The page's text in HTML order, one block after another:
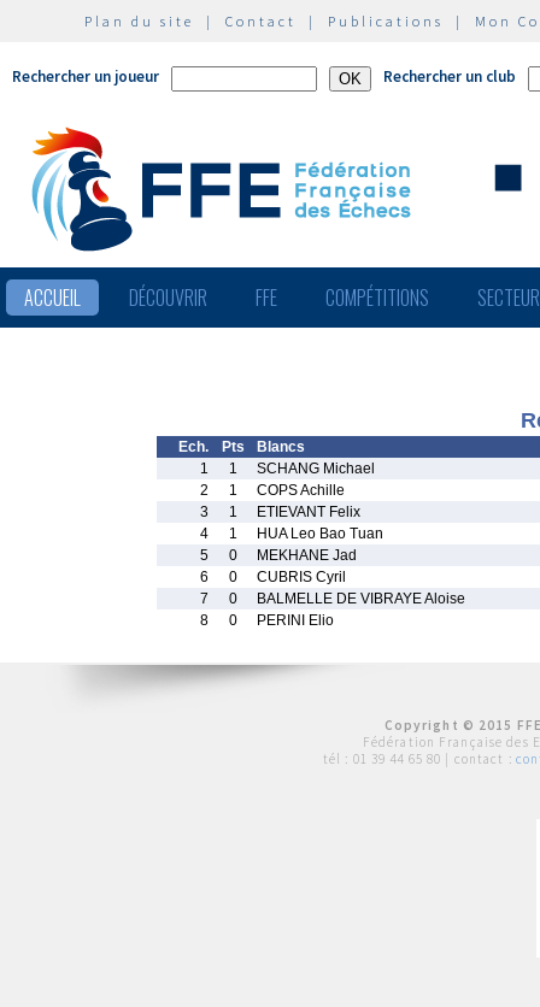
Plan du site | Contact | Publications | Mon
Rechercher un joueur Rechercher un club
ACCUEIL DÉCOUVRIR FFE COMPÉTITIONS
Ech. Pts
Blancs
1
1
SCHANG Michael
2
1
COPS Achille
3
1
ETIEVANT Felix
4
1
HUA Leo Bao Tuan
5
0
MEKHANE Jad
6
0
CUBRIS Cyril
7
0
BALMELLE DE VIBRAYE Aloise
8
0 PERINI Elio
Copyright © 2015
Fédération Française des
tél : 01 39 44 65 80 | contact :